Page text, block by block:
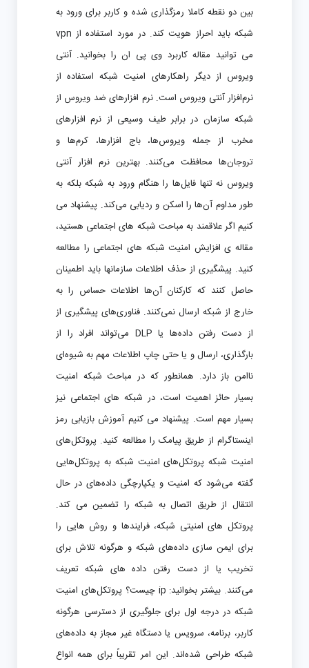
بین دو نقطه کاملا رمزگذاری شده و کاربر برای ورود به
شبکه باید احراز هویت کند. در مورد استفاده از vpn
می توانید مقاله کاربرد وی پی ان را بخوانید. آنتی
ویروس از دیگر راهکارهای امنیت شبکه استفاده از
نرم‌افزار آنتی ویروس است. نرم افزارهای ضد ویروس از
شبکه سازمان در برابر طیف وسیعی از نرم افزارهای
مخرب از جمله ویروس‌ها، باج افزارها، کرم‌ها و
تروجان‌ها محافظت می‌کنند. بهترین نرم افزار آنتی
ویروس نه تنها فایل‌ها را هنگام ورود به شبکه بلکه به
طور مداوم آن‌ها را اسکن و ردیابی می‌کند. پیشنهاد می
کنیم اگر علاقمند به مباحت شبکه های اجتماعی هستید،
مقاله ی افزایش امنیت شبکه های اجتماعی را مطالعه
کنید. پیشگیری از حذف اطلاعات سازمانها باید اطمینان
حاصل کنند که کارکنان آن‌ها اطلاعات حساس را به
خارج از شبکه ارسال نمی‌کنند. فناوری‌های پیشگیری از
از دست رفتن داده‌ها یا DLP می‌تواند افراد را از
بارگذاری، ارسال و یا حتی چاپ اطلاعات مهم به شیوه‌ای
ناامن باز دارد. همانطور که در مباحث شبکه امنیت
بسیار حائز اهمیت است، در شبکه های اجتماعی نیز
بسیار مهم است. پیشنهاد می کنیم آموزش بازیابی رمز
اینستاگرام از طریق پیامک را مطالعه کنید. پروتکل‌های
امنیت شبکه پروتکل‌های امنیت شبکه به پروتکل‌هایی
گفته می‌شود که امنیت و یکپارچگی داده‌های در حال
انتقال از طریق اتصال به شبکه را تضمین می کند.
پروتکل های امنیتی شبکه، فرایندها و روش هایی را
برای ایمن سازی داده‌های شبکه و هرگونه تلاش برای
تخریب یا از دست رفتن داده های شبکه تعریف
می‌کنند. بیشتر بخوانید: ip چیست؟ پروتکل‌های امنیت
شبکه در درجه اول برای جلوگیری از دسترسی هرگونه
کاربر، برنامه، سرویس یا دستگاه غیر مجاز به داده‌های
شبکه طراحی شده‌اند. این امر تقریباً برای همه انواع